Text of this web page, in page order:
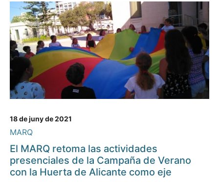
18 de juny de 2021
MARQ
El MARQ retoma las actividades
presenciales de la Campaña de Verano
con la Huerta de Alicante como eje